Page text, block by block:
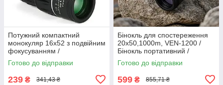
Потужний компактний
монокуляр 16х52 з подвійним
фокусуванням /
Універсальний монокуляр
для полювання та риболовлі
Готово до відправки
239 ₴ 341,43 ₴
Бінокль для спостереження
20x50,1000m, VEN-1200 /
Бінокль портативний /
Потужний бінокль /
Туристичний бінокль
Готово до відправки
599 ₴ 855,71 ₴